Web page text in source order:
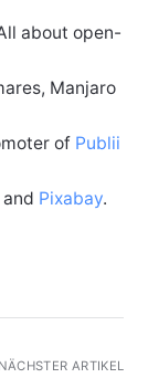
about open-
Manjaro
of Publii
Pixabay.
NÄCHSTER ARTIKEL